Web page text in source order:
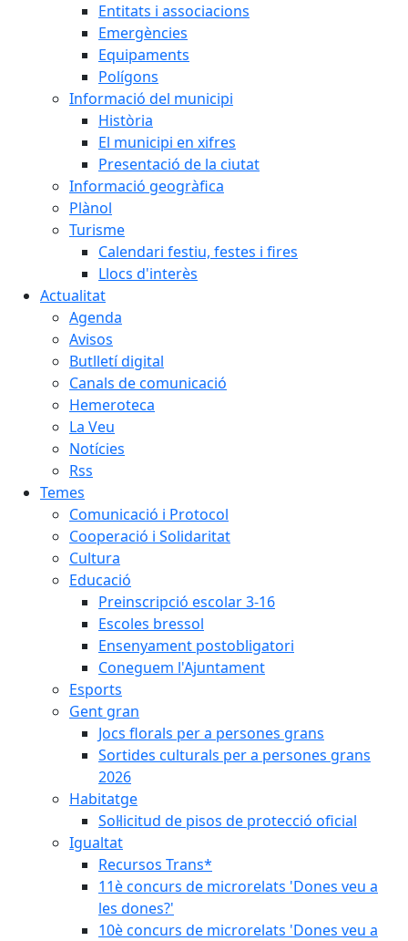
Entitats i associacions
Emergències
Equipaments
Polígons
Informació del municipi
Història
El municipi en xifres
Presentació de la ciutat
Informació geogràfica
Plànol
Turisme
Calendari festiu, festes i fires
Llocs d'interès
Actualitat
Agenda
Avisos
Butlletí digital
Canals de comunicació
Hemeroteca
La Veu
Notícies
Rss
Temes
Comunicació i Protocol
Cooperació i Solidaritat
Cultura
Educació
Preinscripció escolar 3-16
Escoles bressol
Ensenyament postobligatori
Coneguem l'Ajuntament
Esports
Gent gran
Jocs florals per a persones grans
Sortides culturals per a persones grans
2026
Habitatge
Sol·licitud de pisos de protecció oficial
Igualtat
Recursos Trans*
11è concurs de microrelats 'Dones veu a
les dones?'
10è concurs de microrelats 'Dones veu a